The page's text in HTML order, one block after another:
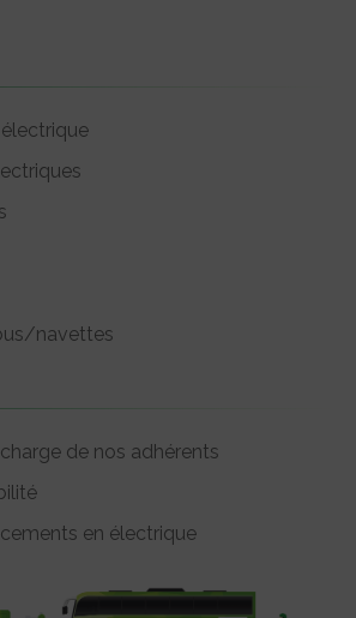
navettes
de nos adhérents
en électrique